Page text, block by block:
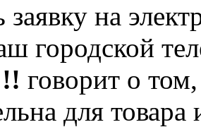
заявку на
городской
говорит о
для